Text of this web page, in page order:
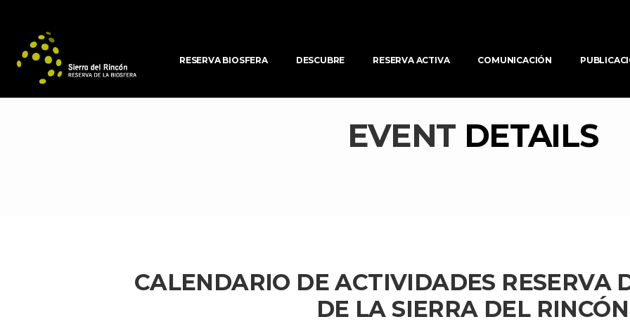
RESERVA BIOSFERA DESCUBRE RESERVA ACTIVA COMUNICACIÓN
EVENT DETAILS
CALENDARIO DE ACTIVIDADES RESERVA
DE LA SIERRA DEL RINCÓN